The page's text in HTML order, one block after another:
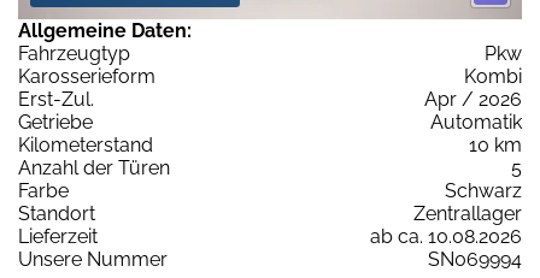
Allgemeine Daten:
Fahrzeugtyp
Pkw
Karosserieform
Kombi
Erst-Zul.
Apr / 2026
Getriebe
Automatik
Kilometerstand
10 km
Anzahl der Türen
5
Farbe
Schwarz
Standort
Zentrallager
Lieferzeit
ab ca. 10.08.2026
Unsere Nummer
SN069994